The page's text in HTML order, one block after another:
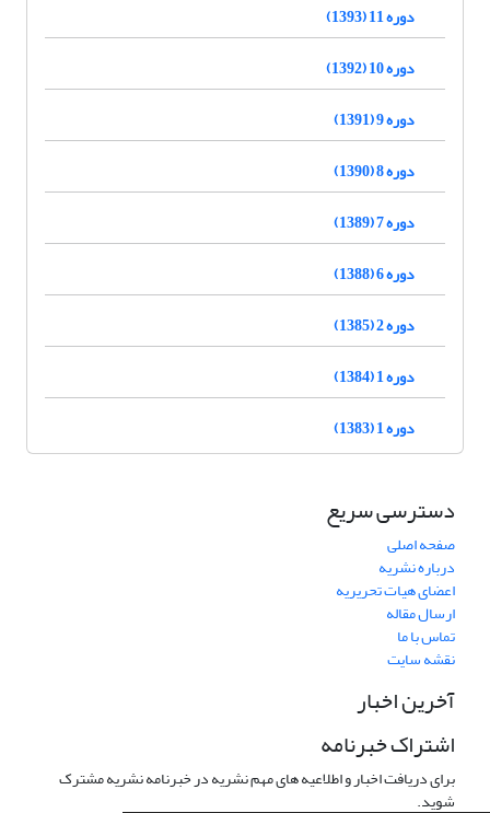
دوره 11 (1393)
دوره 10 (1392)
دوره 9 (1391)
دوره 8 (1390)
دوره 7 (1389)
دوره 6 (1388)
دوره 2 (1385)
دوره 1 (1384)
دوره 1 (1383)
دسترسی سریع
صفحه اصلی
درباره نشریه
اعضای هیات تحریریه
ارسال مقاله
تماس با ما
نقشه سایت
آخرین اخبار
اشتراک خبرنامه
برای دریافت اخبار و اطلاعیه های مهم نشریه در خبرنامه نشریه مشترک
شوید.